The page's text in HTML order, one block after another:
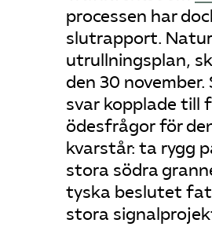
processen har
slutrapport.
utrullningsplan,
den 30
svar kopplade till
ödesfrågor för
kvarstår: ta rygg
stora södra
tyska beslutet
stora